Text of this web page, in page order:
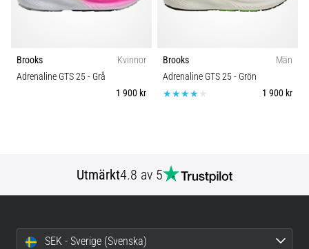
Brooks
Kvinnor
Adrenaline GTS 25- Grå
1 900 kr
Brooks
Män
Adrenaline GTS 25- Grön
1 900 kr
Utmärkt4.8 av 5
SEK - Sverige (Svenska)